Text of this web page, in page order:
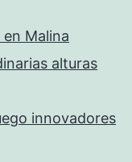
Malina
alturas
innovadores